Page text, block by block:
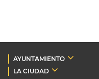
AYUNTAMIENTO
LA CIUDAD